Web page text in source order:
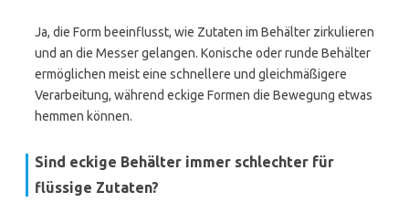
Ja, die Form beeinflusst, wie Zutaten im Behälter zirkulieren
und an die Messer gelangen. Konische oder runde Behälter
ermöglichen meist eine schnellere und gleichmäßigere
Verarbeitung, während eckige Formen die Bewegung etwas
hemmen können.
Sind eckige Behälter immer schlechter für
flüssige Zutaten?